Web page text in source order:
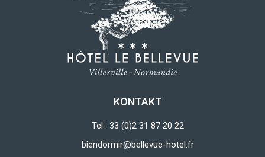
KONTAKT
Tel : 33 (0)2 31 87 20 22
biendormir@bellevue-hotel.fr